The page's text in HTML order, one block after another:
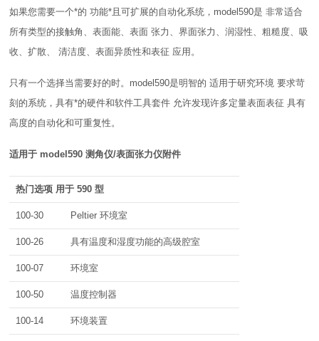
如果您需要一个*的 功能*且可扩展的自动化系统，model590是 非常适合
所有类型的接触角、表面能、表面 张力、界面张力、润湿性、粗糙度、吸
收、扩散、 清洁度、表面异质性和表征 应用。
只有一个选择当需要好的时。model590是明智的 适用于研究环境 要求苛
刻的系统，具有*的硬件和软件工具套件 允许发现许多定量表面表征 具有
高度的自动化和可重复性。
适用于 model590 测角仪/表面张力仪附件
热门选项 用于 590 型
100-30 Peltier 环境室
100-26 具有温度和湿度功能的高级腔室
100-07 环境室
100-50 温度控制器
100-14 环境装置